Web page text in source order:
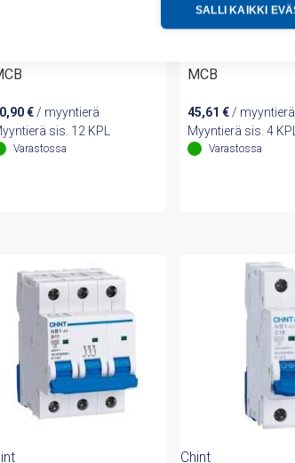
SALLI KAIKKI
€/ myyntierä
sis. 12 KPL
Varastossa
Chint
MCB
45,61€ / myyntierä
Myyntierä sis. 4 KPL
Varastossa
Chint